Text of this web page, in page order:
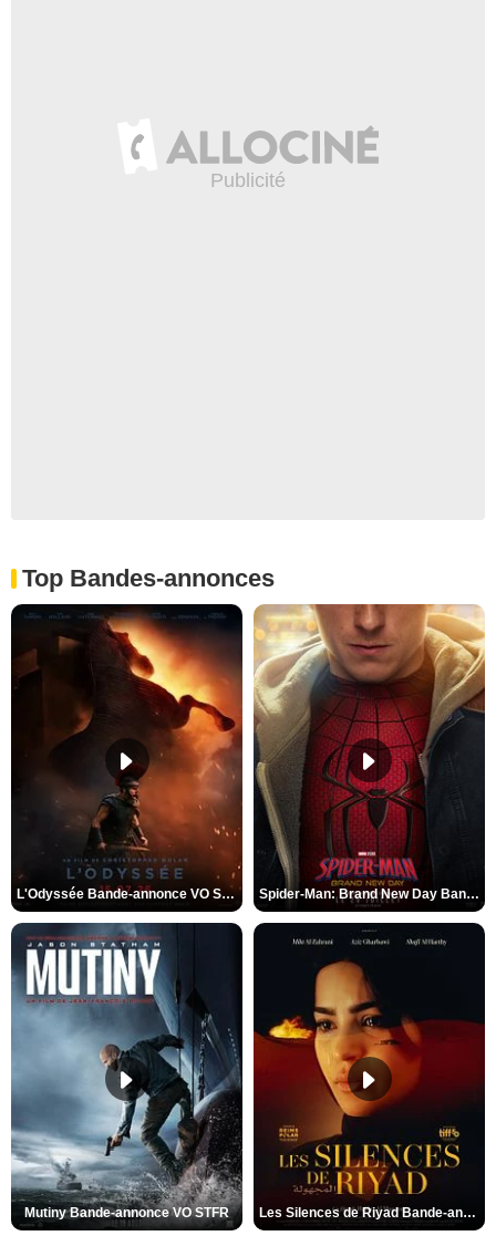
Top Bandes-annonces
L'Odyssée Bande-annonce VO STFR Spider-Man: Brand New Day Bande-annonce VO STFR
Mutiny Bande-annonce VO STFR Les Silences de Riyad Bande-annonce VO STFR